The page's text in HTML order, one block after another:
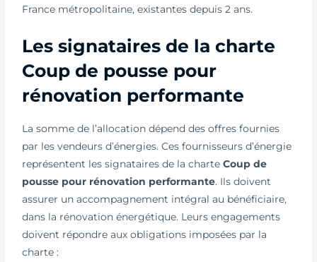
France métropolitaine, existantes depuis 2 ans.
Les signataires de la charte
Coup de pousse pour
rénovation performante
La somme de l’allocation dépend des offres fournies
par les vendeurs d’énergies. Ces fournisseurs d’énergie
représentent les signataires de la charteCoup de
pousse pour rénovation performante. Ils doivent
assurer un accompagnement intégral au bénéficiaire,
dans la rénovation énergétique. Leurs engagements
doivent répondre aux obligations imposées par la
charte :